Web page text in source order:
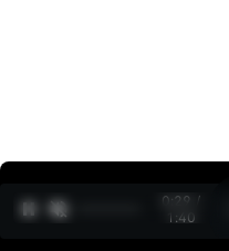
0:30 /
1:40